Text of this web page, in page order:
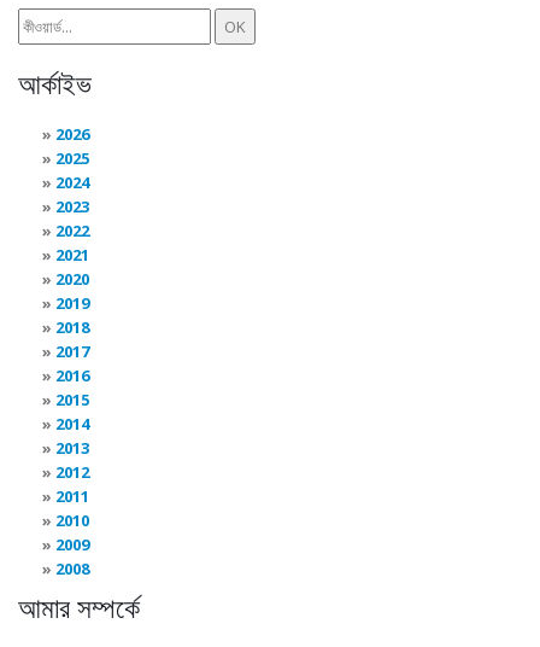
আর্কাইভ
2026
2025
2024
2023
2022
2021
2020
2019
2018
2017
2016
2015
2014
2013
2012
2011
2010
2009
2008
আমার সম্পর্কে